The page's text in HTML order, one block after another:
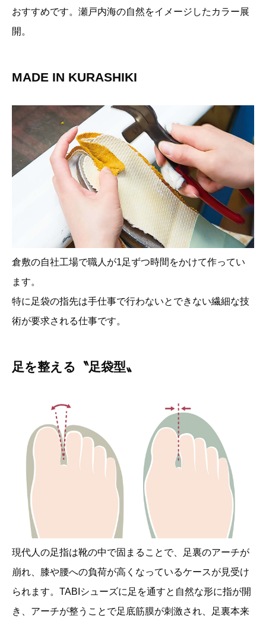
おすすめです。瀬戸内海の自然をイメージしたカラー展
開。
MADE IN KURASHIKI
倉敷の自社工場で職人が1足ずつ時間をかけて作ってい
ます。
特に足袋の指先は手仕事で行わないとできない繊細な技
術が要求される仕事です。
足を整える〝足袋型〟
現代人の足指は靴の中で固まることで、足裏のアーチが
崩れ、膝や腰への負荷が高くなっているケースが見受け
られます。TABIシューズに足を通すと自然な形に指が開
き、アーチが整うことで足底筋膜が刺激され、足裏本来